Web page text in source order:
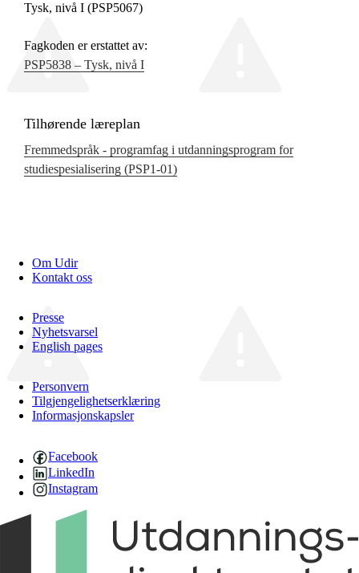
Tysk, nivå I (PSP5067)
Fagkoden er erstattet av:
PSP5838 – Tysk, nivå I
Tilhørende læreplan
Fremmedspråk - programfag i utdanningsprogram for
studiespesialisering (PSP1‑01)
Om Udir
Kontakt oss
Presse
Nyhetsvarsel
English pages
Personvern
Tilgjengelighetserklæring
Informasjonskapsler
Facebook
LinkedIn
Instagram